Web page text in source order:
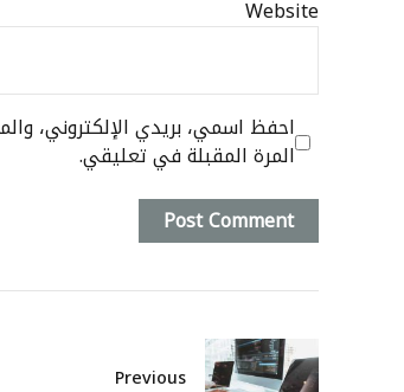
Website
احفظ اسمي، بريدي الإلكتروني،
المرة المقبلة في تعليقي.
Post Comment
Previous